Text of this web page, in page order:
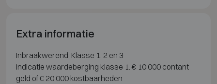
Extra informatie
Inbraakwerend Klasse 1, 2 en 3
Indicatie waardeberging klasse 1: € 10 000 contant
geld of € 20 000 kostbaarheden